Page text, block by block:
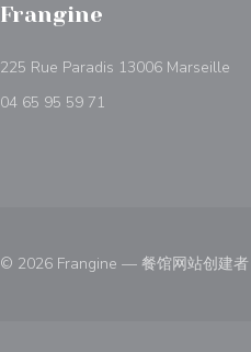
Frangine
225 Rue Paradis 13006 Marseille
04 65 95 59 71
© 2026 Frangine — 餐馆网站创建者